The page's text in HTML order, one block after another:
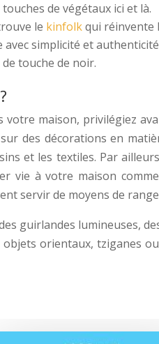
de végétaux ici et là.
le kinfolkqui réinvente
simplicité et
touche de noir.
maison, privilégiez
des décorations en
et les textiles. Par
vie à votre maison
servir de moyens de
guirlandes lumineuses,
objets orientaux, tziganes